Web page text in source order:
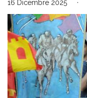
16 Dicembre 2025